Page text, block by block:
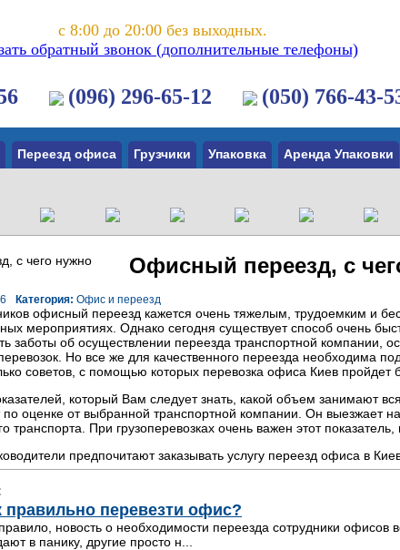
с 8:00 до 20:00 без выходных.
обратный звонок (дополнительные телефоны)
(096) 296-65-12 (050) 766-43-
Переезд офиса Грузчики Упаковка Аренда Упаковки
Офисный переезд, с
Категория: Офис и переезд
офисный переезд кажется очень тяжелым, трудоемким и
мероприятиях. Однако сегодня существует способ очень
заботы об осуществлении переезда транспортной компании,
Но все же для качественного переезда необходима
советов, с помощью которых перевозка офиса Киев пройдет
который Вам следует знать, какой объем занимают
оценке от выбранной транспортной компании. Он выезжает
транспорта. При грузоперевозках очень важен этот
предпочитают заказывать услугу переезд офиса в
правильно перевезти офис?
новость о необходимости переезда сотрудники
в панику, другие просто н...